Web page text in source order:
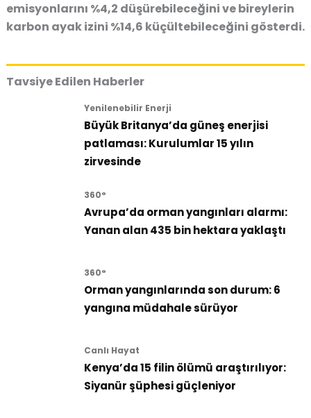
emisyonlarını %4,2 düşürebileceğinive bireylerin
karbon ayak izini %14,6 küçültebileceğini gösterdi.
Tavsiye Edilen Haberler
Yenilenebilir Enerji
Büyük Britanya’da güneş enerjisi
patlaması: Kurulumlar 15 yılın
zirvesinde
360°
Avrupa’da orman yangınları alarmı:
Yanan alan 435 bin hektara yaklaştı
360°
Orman yangınlarında son durum: 6
yangına müdahale sürüyor
Canlı Hayat
Kenya’da 15 filin ölümü araştırılıyor:
Siyanür şüphesi güçleniyor